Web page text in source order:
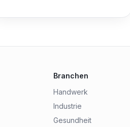
Branchen
Handwerk
Industrie
Gesundheit